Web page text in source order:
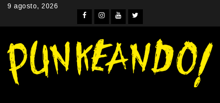
Skip9 agosto, 2026
Facebook
Instagram
YouTube
Twitter